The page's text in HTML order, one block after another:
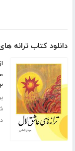
دانلود کتاب ترانه